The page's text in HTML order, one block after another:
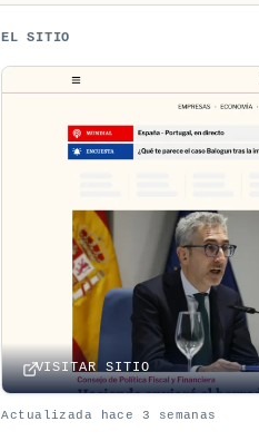
EL SITIO
VISITAR SITIO
Actualizada hace 3 semanas